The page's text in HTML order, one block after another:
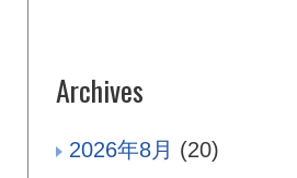
Archives
2026年8月 (20)